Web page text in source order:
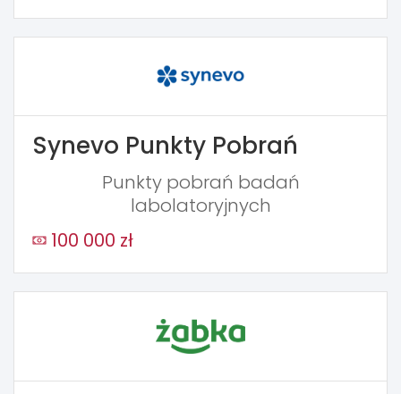
Synevo Punkty Pobrań
Punkty pobrań badań
labolatoryjnych
100 000 zł